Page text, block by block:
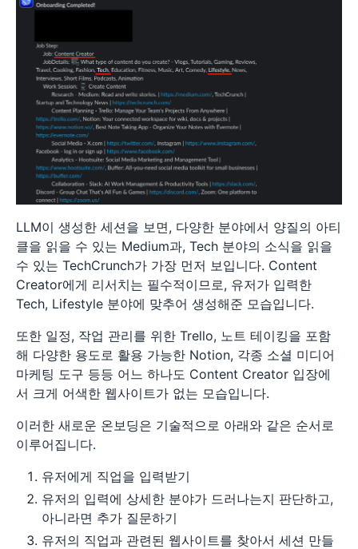
LLM이 생성한 세션을 보면, 다양한 분야에서 양질의 아티
클을 읽을 수 있는 Medium과, Tech 분야의 소식을 읽을
수 있는 TechCrunch가 가장 먼저 보입니다. Content
Creator에게 리서치는 필수적이므로, 유저가 입력한
Tech, Lifestyle 분야에 맞추어 생성해준 모습입니다.
또한 일정, 작업 관리를 위한 Trello, 노트 테이킹을 포함
해 다양한 용도로 활용 가능한 Notion, 각종 소셜 미디어
마케팅 도구 등등 어느 하나도 Content Creator 입장에
서 크게 어색한 웹사이트가 없는 모습입니다.
이러한 새로운 온보딩은 기술적으로 아래와 같은 순서로
이루어집니다.
유저에게 직업을 입력받기
유저의 입력에 상세한 분야가 드러나는지 판단하고,
아니라면 추가 질문하기
유저의 직업과 관련된 웹사이트를 찾아서 세션 만들